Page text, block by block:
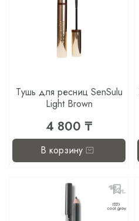
Тушь для ресниц SenSulu
Light Brown
4 800 ₸
В корзину